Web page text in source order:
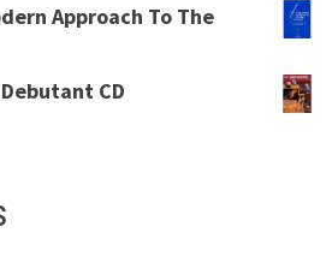
Approach To The
CD